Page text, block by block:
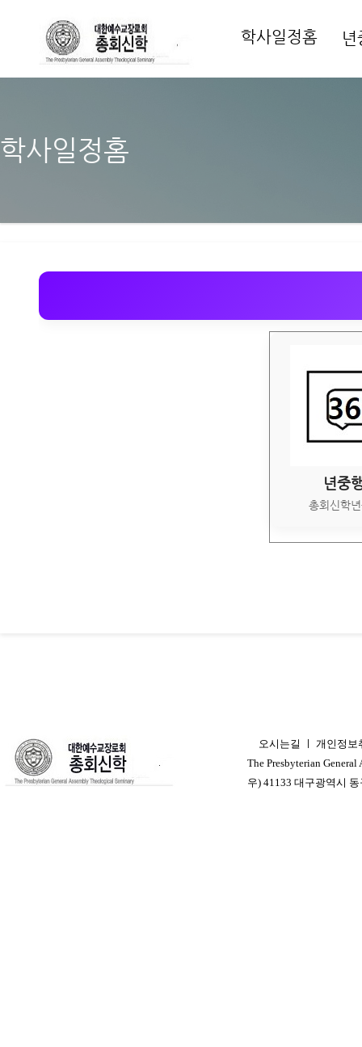
학사일정홈 년
학사일정홈
년중
총회신학
오시는길
개인정보
The Presbyterian
우) 41133 대구광역시